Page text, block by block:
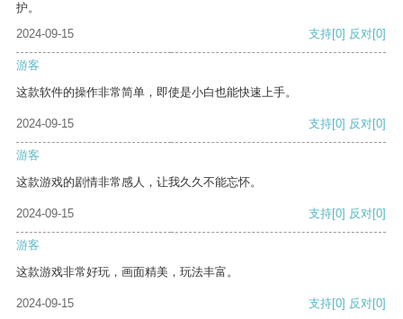
护。
2024-09-15
支持[0] 反对[0]
游客
这款软件的操作非常简单，即使是小白也能快速上手。
2024-09-15 支持[0] 反对[0]
游客
这款游戏的剧情非常感人，让我久久不能忘怀。
2024-09-15 支持[0] 反对[0]
游客
这款游戏非常好玩，画面精美，玩法丰富。
2024-09-15 支持[0] 反对[0]